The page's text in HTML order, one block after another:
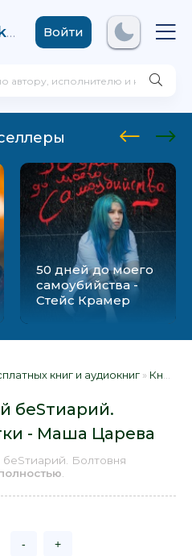
Online-biblioteka .comВойти
50 дней до моего
самоубийства -
Стейс Крамер
книг и аудиокниг » Книги
беSтиарий.
- Маша Царева
Болтовня
- +